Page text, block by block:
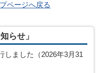
ページへ戻る
らせ」
しました（2026年3月31